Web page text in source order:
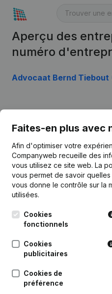
Aperçu des
numéro
Advocaat Bernd Tiebout
Faites-en plus avec
Afin d'optimiser votre
Companyweb recueille des
vous utilisez ce site web. La
vous permet de savoir
vous donne le contrôle sur la
utilisées.
Cookies
fonctionnels
Cookies
publicitaires
Cookies de
préférence
Français
Kantorenpark Everest
Leuvensesteenweg
1800 Vilvoorde
Compliance et prévention
de la fraude